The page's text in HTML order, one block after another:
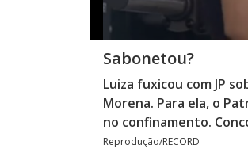
Sabonetou?
Luiza fuxicou com JP
Morena. Para ela, o
no confinamento.
Reprodução/RECORD